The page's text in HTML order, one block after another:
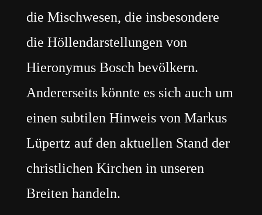
die Mischwesen, die insbesondere
die Höllendarstellungen von
Hieronymus Bosch bevölkern.
Andererseits könnte es sich auch um
einen subtilen Hinweis von Markus
Lüpertz auf den aktuellen Stand der
christlichen Kirchen in unseren
Breiten handeln.